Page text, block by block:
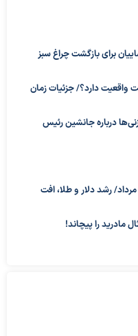
برای بازگشت چراغ سبز
واقعیت دارد؟/ جزئیات زمان
درباره جانشین رئیس
قیمت دلار،قیمت طلا و سکه امروز ۱۲ مرداد/ رشد دلار و طلا، افت
مادرید را پیچاند!